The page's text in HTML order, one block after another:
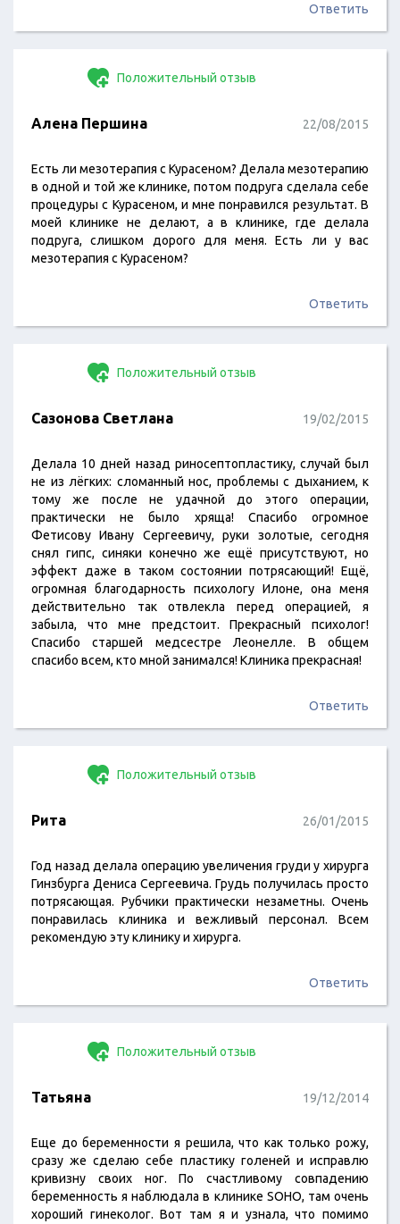
Ответить
Положительный отзыв
Алена Першина 22/08/2015
Есть ли мезотерапия с Курасеном? Делала мезотерапию
в одной и той же клинике, потом подруга сделала себе
процедуры с Курасеном, и мне понравился результат. В
моей клинике не делают, а в клинике, где делала
подруга, слишком дорого для меня. Есть ли у вас
мезотерапия с Курасеном?
Ответить
Положительный отзыв
Cазонова Светлана 19/02/2015
Делала 10 дней назад риносептопластику, случай был
не из лёгких: сломанный нос, проблемы с дыханием, к
тому же после не удачной до этого операции,
практически не было хряща! Спасибо огромное
Фетисову Ивану Сергеевичу, руки золотые, сегодня
снял гипс, синяки конечно же ещё присутствуют, но
эффект даже в таком состоянии потрясающий! Ещё,
огромная благодарность психологу Илоне, она меня
действительно так отвлекла перед операцией, я
забыла, что мне предстоит. Прекрасный психолог!
Спасибо старшей медсестре Леонелле. В общем
спасибо всем, кто мной занимался! Клиника прекрасная!
Ответить
Положительный отзыв
Рита 26/01/2015
Год назад делала операцию увеличения груди у хирурга
Гинзбурга Дениса Сергеевича. Грудь получилась просто
потрясающая. Рубчики практически незаметны. Очень
понравилась клиника и вежливый персонал. Всем
рекомендую эту клинику и хирурга.
Ответить
Положительный отзыв
Татьяна 19/12/2014
Еще до беременности я решила, что как только рожу,
сразу же сделаю себе пластику голеней и исправлю
кривизну своих ног. По счастливому совпадению
беременность я наблюдала в клинике SOHO, там очень
хороший гинеколог. Вот там я и узнала, что помимо